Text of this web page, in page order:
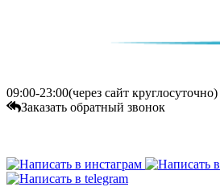
09:00-23:00(через сайт круглосуточно)
Заказать обратный звонок